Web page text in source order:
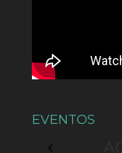
EVENTOS